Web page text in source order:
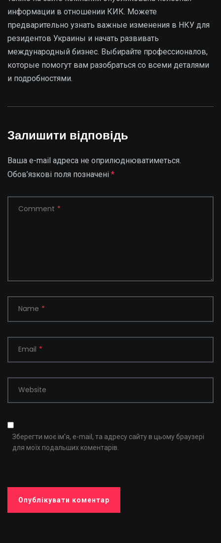
информации в отношении КИК. Можете
предварительно узнать важные изменения в НКУ для
резидентов Украины и начать развивать
международный бизнес. Выбирайте профессионалов,
которые помогут вам разобраться со всеми деталями
и подробностями.
Залишити відповідь
Ваша e-mail адреса не оприлюднюватиметься.
Обов’язкові поля позначені *
Comment *
Name *
Email *
Website
Зберегти моє ім'я, e-mail, та адресу сайту в цьому браузері
для моїх подальших коментарів.